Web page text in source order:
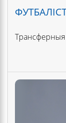
Трансферныя